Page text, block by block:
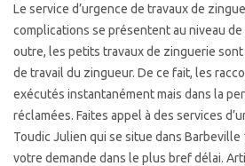
Le service d’urgence de travaux de
complications se présentent au niveau
outre, les petits travaux de zinguerie sont
de travail du zingueur. De ce fait, les
exécutés instantanément mais dans la
réclamées. Faites appel à des services
Toudic Julien qui se situe dans
votre demande dans le plus bref délai.